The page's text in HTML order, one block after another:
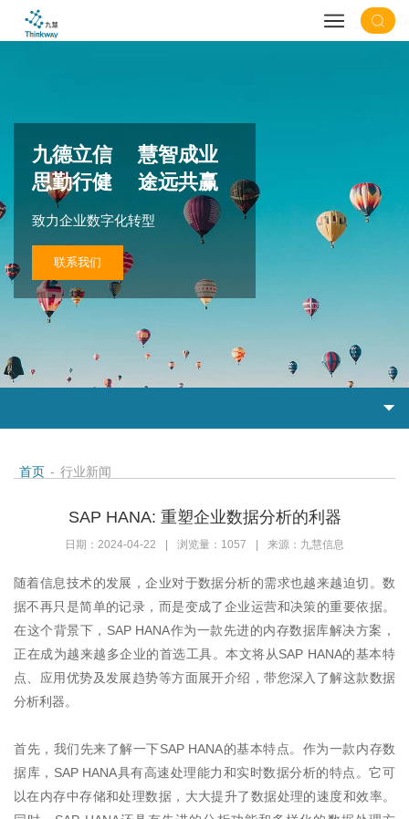
九德立信 慧智成业
思勤行健 途远共赢
致力企业数字化转型
联系我们
首页 - 行业新闻
SAP HANA: 重塑企业数据分析的利器
日期：2024-04-22 浏览量：1057 来源：九慧信息
随着信息技术的发展，企业对于数据分析的需求也越来越迫切。数
据不再只是简单的记录，而是变成了企业运营和决策的重要依据。
在这个背景下， SAP HANA作为一款先进的内存数据库解决方案，
正在成为越来越多企业的首选工具。本文将从SAP HANA的基本特
点、应用优势及发展趋势等方面展开介绍，带您深入了解这款数据
分析利器。
首先，我们先来了解一下SAP HANA的基本特点。作为一款内存数
据库， SAP HANA具有高速处理能力和实时数据分析的特点。它可
以在内存中存储和处理数据，大大提升了数据处理的速度和效率。